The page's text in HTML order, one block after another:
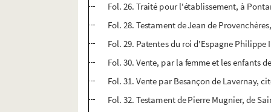
Fol. 26. Traité pour l'établissement, à
Fol. 28. Testament de Jean de
Fol. 29. Patentes du roi d'Espagne
Fol. 30. Vente, par la femme et les enfants
Fol. 31. Vente par Besançon de Lavernay,
Fol. 32. Testament de Pierre Mugnier, de